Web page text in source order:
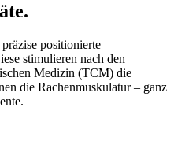
positionierte
stimulieren nach den
Medizin (TCM) die
die Rachenmuskulatur – ganz